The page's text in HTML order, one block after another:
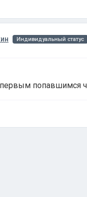
Индивидуальный статус
первым попавшимся